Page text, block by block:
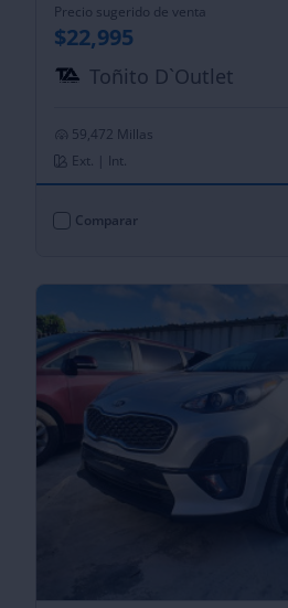
Precio sugerido de venta
$22,995
Toñito D`Outlet
59,472 Millas
Ext. | Int.
Comparar